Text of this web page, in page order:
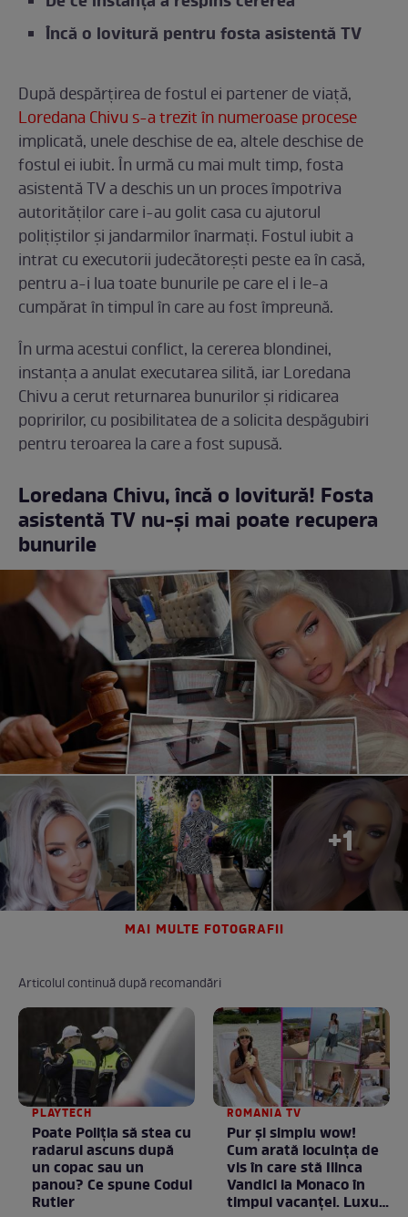
Încă o lovitură pentru fosta asistentă TV
După despărțirea de fostul ei partener de viață,
Loredana Chivu s-a trezit în numeroase procese
implicată, unele deschise de ea, altele deschise de
fostul ei iubit. În urmă cu mai mult timp, fosta
asistentă TV a deschis un un proces împotriva
autorităților care i-au golit casa cu ajutorul
polițiștilor și jandarmilor înarmați. Fostul iubit a
intrat cu executorii judecătorești peste ea în casă,
pentru a-i lua toate bunurile pe care el i le-a
cumpărat în timpul în care au fost împreună.
În urma acestui conflict, la cererea blondinei,
instanța a anulat executarea silită, iar Loredana
Chivu a cerut returnarea bunurilor și ridicarea
popririlor, cu posibilitatea de a solicita despăgubiri
pentru teroarea la care a fost supusă.
Loredana Chivu, încă o lovitură! Fosta
asistentă TV nu-și mai poate recupera
bunurile
+1
MAI MULTE FOTOGRAFII
Articolul continuă după recomandări
PLAYTECH
Poate Poliția să stea cu
radarul ascuns după
un copac sau un
panou? Ce spune Codul
Rutier
ROMANIA TV
Pur și simplu wow!
Cum arată locuința de
vis în care stă Ilinca
Vandici la Monaco în
timpul vacanței. Luxul